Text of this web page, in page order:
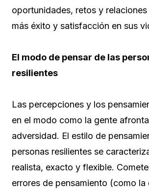
oportunidades, retos y
más éxito y satisfacción en sus
El modo de pensar de las
resilientes
Las percepciones y los
en el modo como la gente
adversidad. El estilo de
personas resilientes se
realista, exacto y flexible.
errores de pensamiento (como la